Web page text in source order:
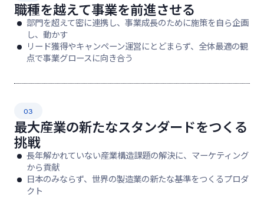
職種を越えて事業を前進させる
部門を超えて密に連携し、事業成長のために施策を自ら企画
し、動かす
リード獲得やキャンペーン運営にとどまらず、全体最適の観
点で事業グロースに向き合う
03
最大産業の新たなスタンダードをつくる
挑戦
長年解かれていない産業構造課題の解決に、マーケティング
から貢献
日本のみならず、世界の製造業の新たな基準をつくるプロダ
クト